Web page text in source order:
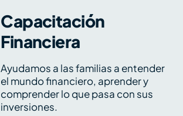
Capacitación
Financiera
Ayudamos a las familias a entender
el mundo financiero, aprender y
comprender lo que pasa con sus
inversiones.